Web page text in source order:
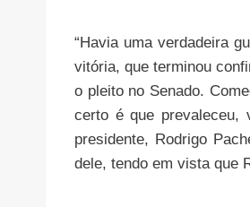
“Havia uma verdadeira
vitória, que terminou
o pleito no Senado.
certo é que prevaleceu,
presidente, Rodrigo
dele, tendo em vista que